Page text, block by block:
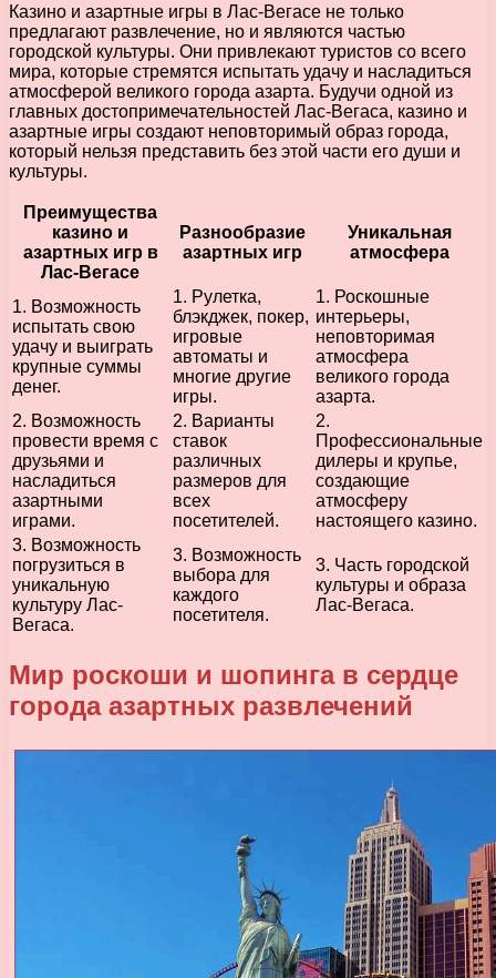
Казино и азартные игры в Лас-Вегасе не только
предлагают развлечение, но и являются частью
городской культуры. Они привлекают туристов со всего
мира, которые стремятся испытать удачу и насладиться
атмосферой великого города азарта. Будучи одной из
главных достопримечательностей Лас-Вегаса, казино и
азартные игры создают неповторимый образ города,
который нельзя представить без этой части его души и
культуры.
Преимущества
казино и
азартных игр в
Лас-Вегасе
Разнообразие
азартных игр
Уникальная
атмосфера
1. Возможность
испытать свою
удачу и выиграть
крупные суммы
денег.
1. Рулетка,
блэкджек, покер,
игровые
автоматы и
многие другие
игры.
1. Роскошные
интерьеры,
неповторимая
атмосфера
великого города
азарта.
2. Возможность
провести время с
друзьями и
насладиться
азартными
играми.
2. Варианты
ставок
различных
размеров для
всех
посетителей.
2.
Профессиональные
дилеры и крупье,
создающие
атмосферу
настоящего казино.
3. Возможность
погрузиться в
уникальную
культуру Лас-
Вегаса.
3. Возможность
выбора для
каждого
посетителя.
3. Часть городской
культуры и образа
Лас-Вегаса.
Мир роскоши и шопинга в сердце
города азартных развлечений